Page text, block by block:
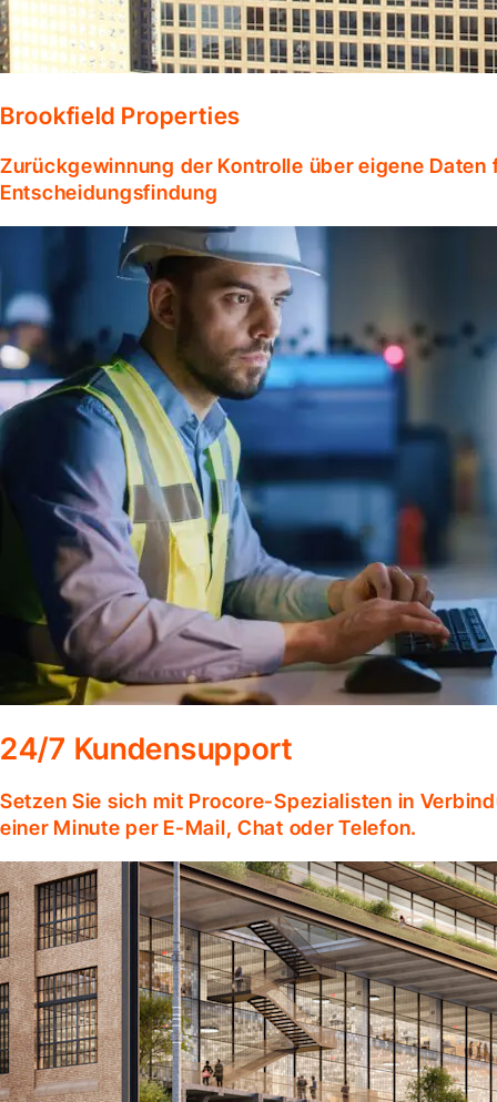
Brookfield Properties
Zurückgewinnung der Kontrolle über eigene Daten
Entscheidungsfindung
24/7 Kundensupport
Setzen Sie sich mit Procore-Spezialisten in
einer Minute per E-Mail, Chat oder Telefon.